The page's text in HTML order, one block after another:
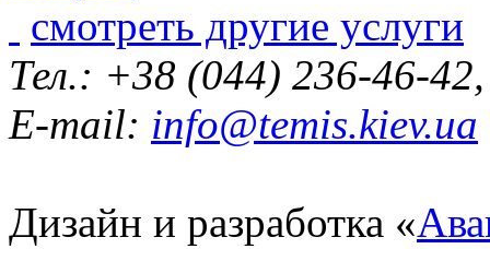
смотреть другие услуги
Тел.: +38 (044) 236-46-
E-mail: info@temis.kiev.ua
Дизайн и разработка «